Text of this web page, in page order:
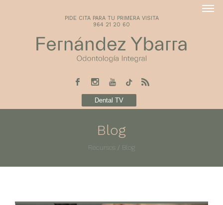
PIDE CITA PARA TU PRIMERA VISITA
964 21 20 60
Dental TV
Blog
Recursos / Blog